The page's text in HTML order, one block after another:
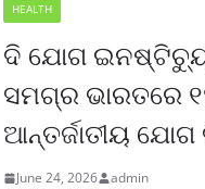
HEALTH
ଦି ଯୋଗ
ସମଗ୍ର ଭାରତରେ
ଆନ୍ତର୍ଜାତୀୟ
June 24, 2026 admin